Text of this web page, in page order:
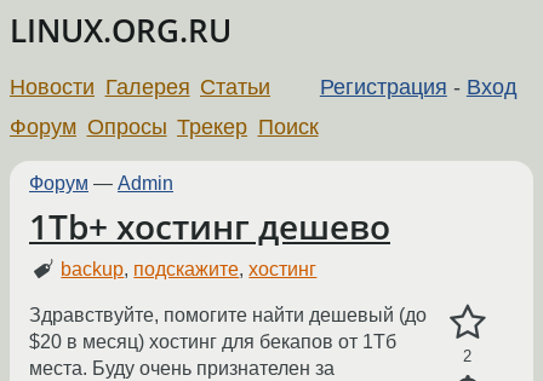
LINUX.ORG.RU
Регистрация - Вход
Новости Галерея Статьи
Форум Опросы Трекер Поиск
Форум — Admin
1Tb+ хостинг дешево
backup, подскажите,хостинг
2
Здравствуйте, помогите найти дешевый (до
$20 в месяц) хостинг для бекапов от 1Тб
места. Буду очень признателен за